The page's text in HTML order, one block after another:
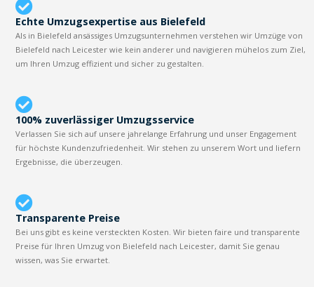
Echte Umzugsexpertise aus Bielefeld
Als in Bielefeld ansässiges Umzugsunternehmen verstehen wir Umzüge von
Bielefeld nach Leicester wie kein anderer und navigieren mühelos zum Ziel,
um Ihren Umzug effizient und sicher zu gestalten.
100% zuverlässiger Umzugsservice
Verlassen Sie sich auf unsere jahrelange Erfahrung und unser Engagement
für höchste Kundenzufriedenheit. Wir stehen zu unserem Wort und liefern
Ergebnisse, die überzeugen.
Transparente Preise
Bei uns gibt es keine versteckten Kosten. Wir bieten faire und transparente
Preise für Ihren Umzug von Bielefeld nach Leicester, damit Sie genau
wissen, was Sie erwartet.